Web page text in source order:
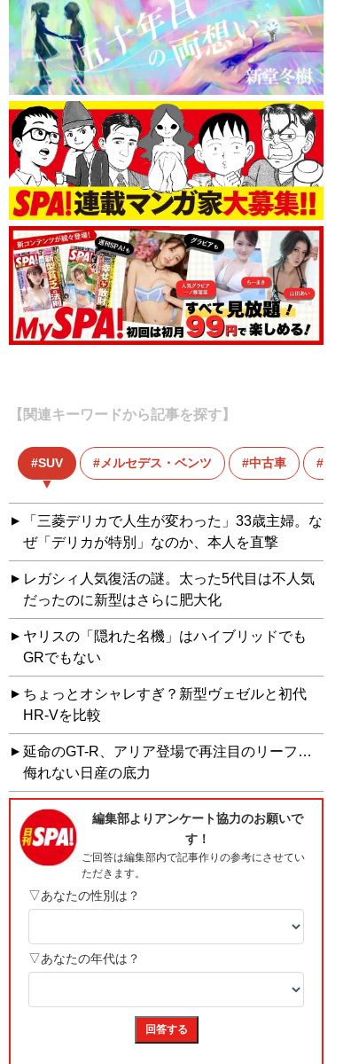
【関連キーワードから記事を探す】
SUV メルセデス・ベンツ 中古車
「三菱デリカで人生が変わった」33歳主婦。な
ぜ「デリカが特別」なのか、本人を直撃
レガシィ人気復活の謎。太った5代目は不人気
だったのに新型はさらに肥大化
ヤリスの「隠れた名機」はハイブリッドでも
GRでもない
ちょっとオシャレすぎ？新型ヴェゼルと初代
HR-Vを比較
延命のGT-R、アリア登場で再注目のリーフ…
侮れない日産の底力